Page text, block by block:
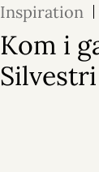
Inspiration
Kom i
Silvestri